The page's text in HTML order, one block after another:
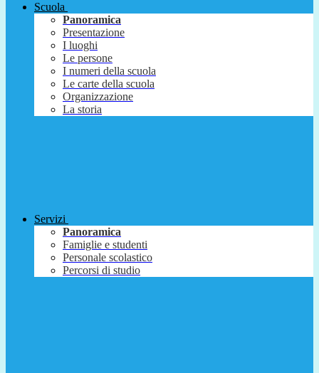
Scuola
Panoramica
Presentazione
I luoghi
Le persone
I numeri della scuola
Le carte della scuola
Organizzazione
La storia
Servizi
Panoramica
Famiglie e studenti
Personale scolastico
Percorsi di studio